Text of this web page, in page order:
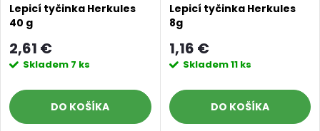
Lepicí tyčinka Herkules
40 g
2,61 €
Skladem 7 ks
DO KOŠÍKA
Lepicí tyčinka Herkules
8g
1,16 €
Skladem11 ks
DO KOŠÍKA